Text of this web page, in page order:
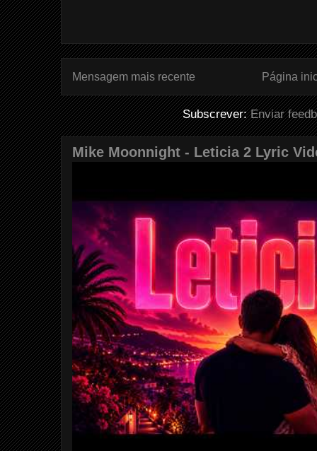
Mensagem mais recente Página
Subscrever:Enviar
Mike Moonnight - Leticia 2 Lyric